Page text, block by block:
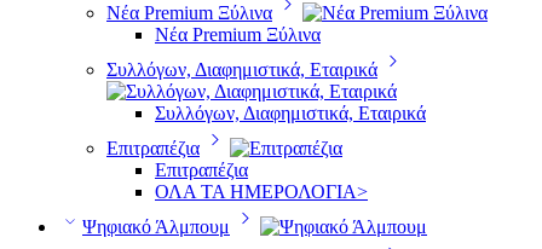
Νέα Premium Ξύλινα
Νέα Premium Ξύλινα
Συλλόγων, Διαφημιστικά, Εταιρικά
Συλλόγων, Διαφημιστικά, Εταιρικά
Επιτραπέζια
Επιτραπέζια
ΟΛΑ ΤΑ ΗΜΕΡΟΛΟΓΙΑ>
Ψηφιακό Άλμπουμ